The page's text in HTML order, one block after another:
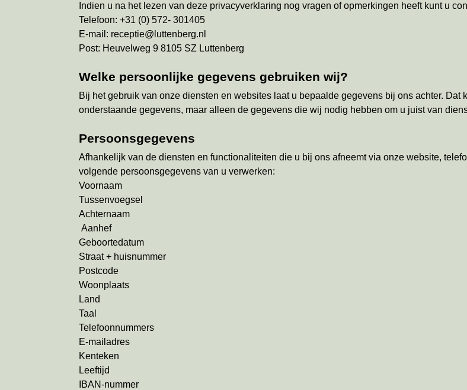
Indien u na het lezen van deze privacyverklaring nog vragen of opmerkingen heeft kunt u
Telefoon: +31 (0) 572- 301405
E-mail: receptie@luttenberg.nl
Post: Heuvelweg 9 8105 SZ Luttenberg
Welke persoonlijke gegevens gebruiken wij?
Bij het gebruik van onze diensten en websites laat u bepaalde gegevens bij ons achter.
onderstaande gegevens, maar alleen de gegevens die wij nodig hebben om u juist van
Persoonsgegevens
Afhankelijk van de diensten en functionaliteiten die u bij ons afneemt via onze website,
volgende persoonsgegevens van u verwerken:
Voornaam
Tussenvoegsel
Achternaam
Aanhef
Geboortedatum
Straat + huisnummer
Postcode
Woonplaats
Land
Taal
Telefoonnummers
E-mailadres
Kenteken
Leeftijd
IBAN-nummer